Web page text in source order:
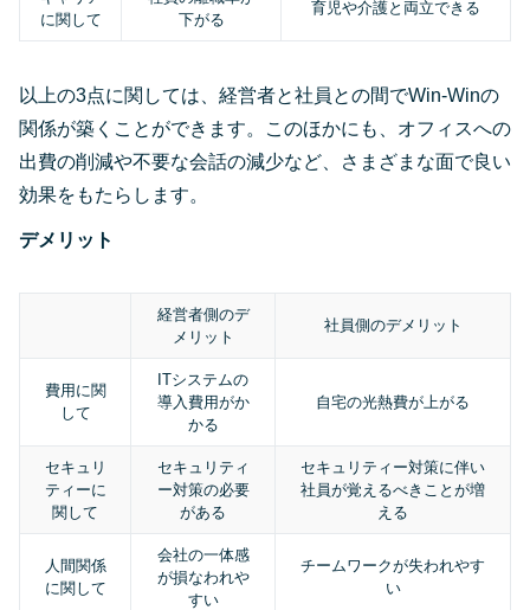
に関して
下がる
育児や介護と両立できる
以上の3点に関しては、経営者と社員との間でWin-Winの
関係が築くことができます。このほかにも、オフィスへの
出費の削減や不要な会話の減少など、さまざまな面で良い
効果をもたらします。
デメリット
経営者側のデ
メリット
社員側のデメリット
費用に関
して
ITシステムの
導入費用がか
かる
自宅の光熱費が上がる
セキュリ
ティーに
関して
セキュリティ
ー対策の必要
がある
セキュリティー対策に伴い
社員が覚えるべきことが増
える
人間関係
に関して
会社の一体感
が損なわれや
すい
チームワークが失われやす
い